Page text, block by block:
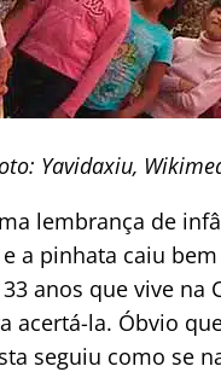
Yavidaxiu,
lembrança de
a pinhata caiu
anos que vive na
acertá-la. Óbvio
seguiu como se